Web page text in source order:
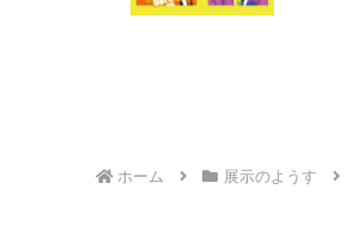
ホーム 展示のようす